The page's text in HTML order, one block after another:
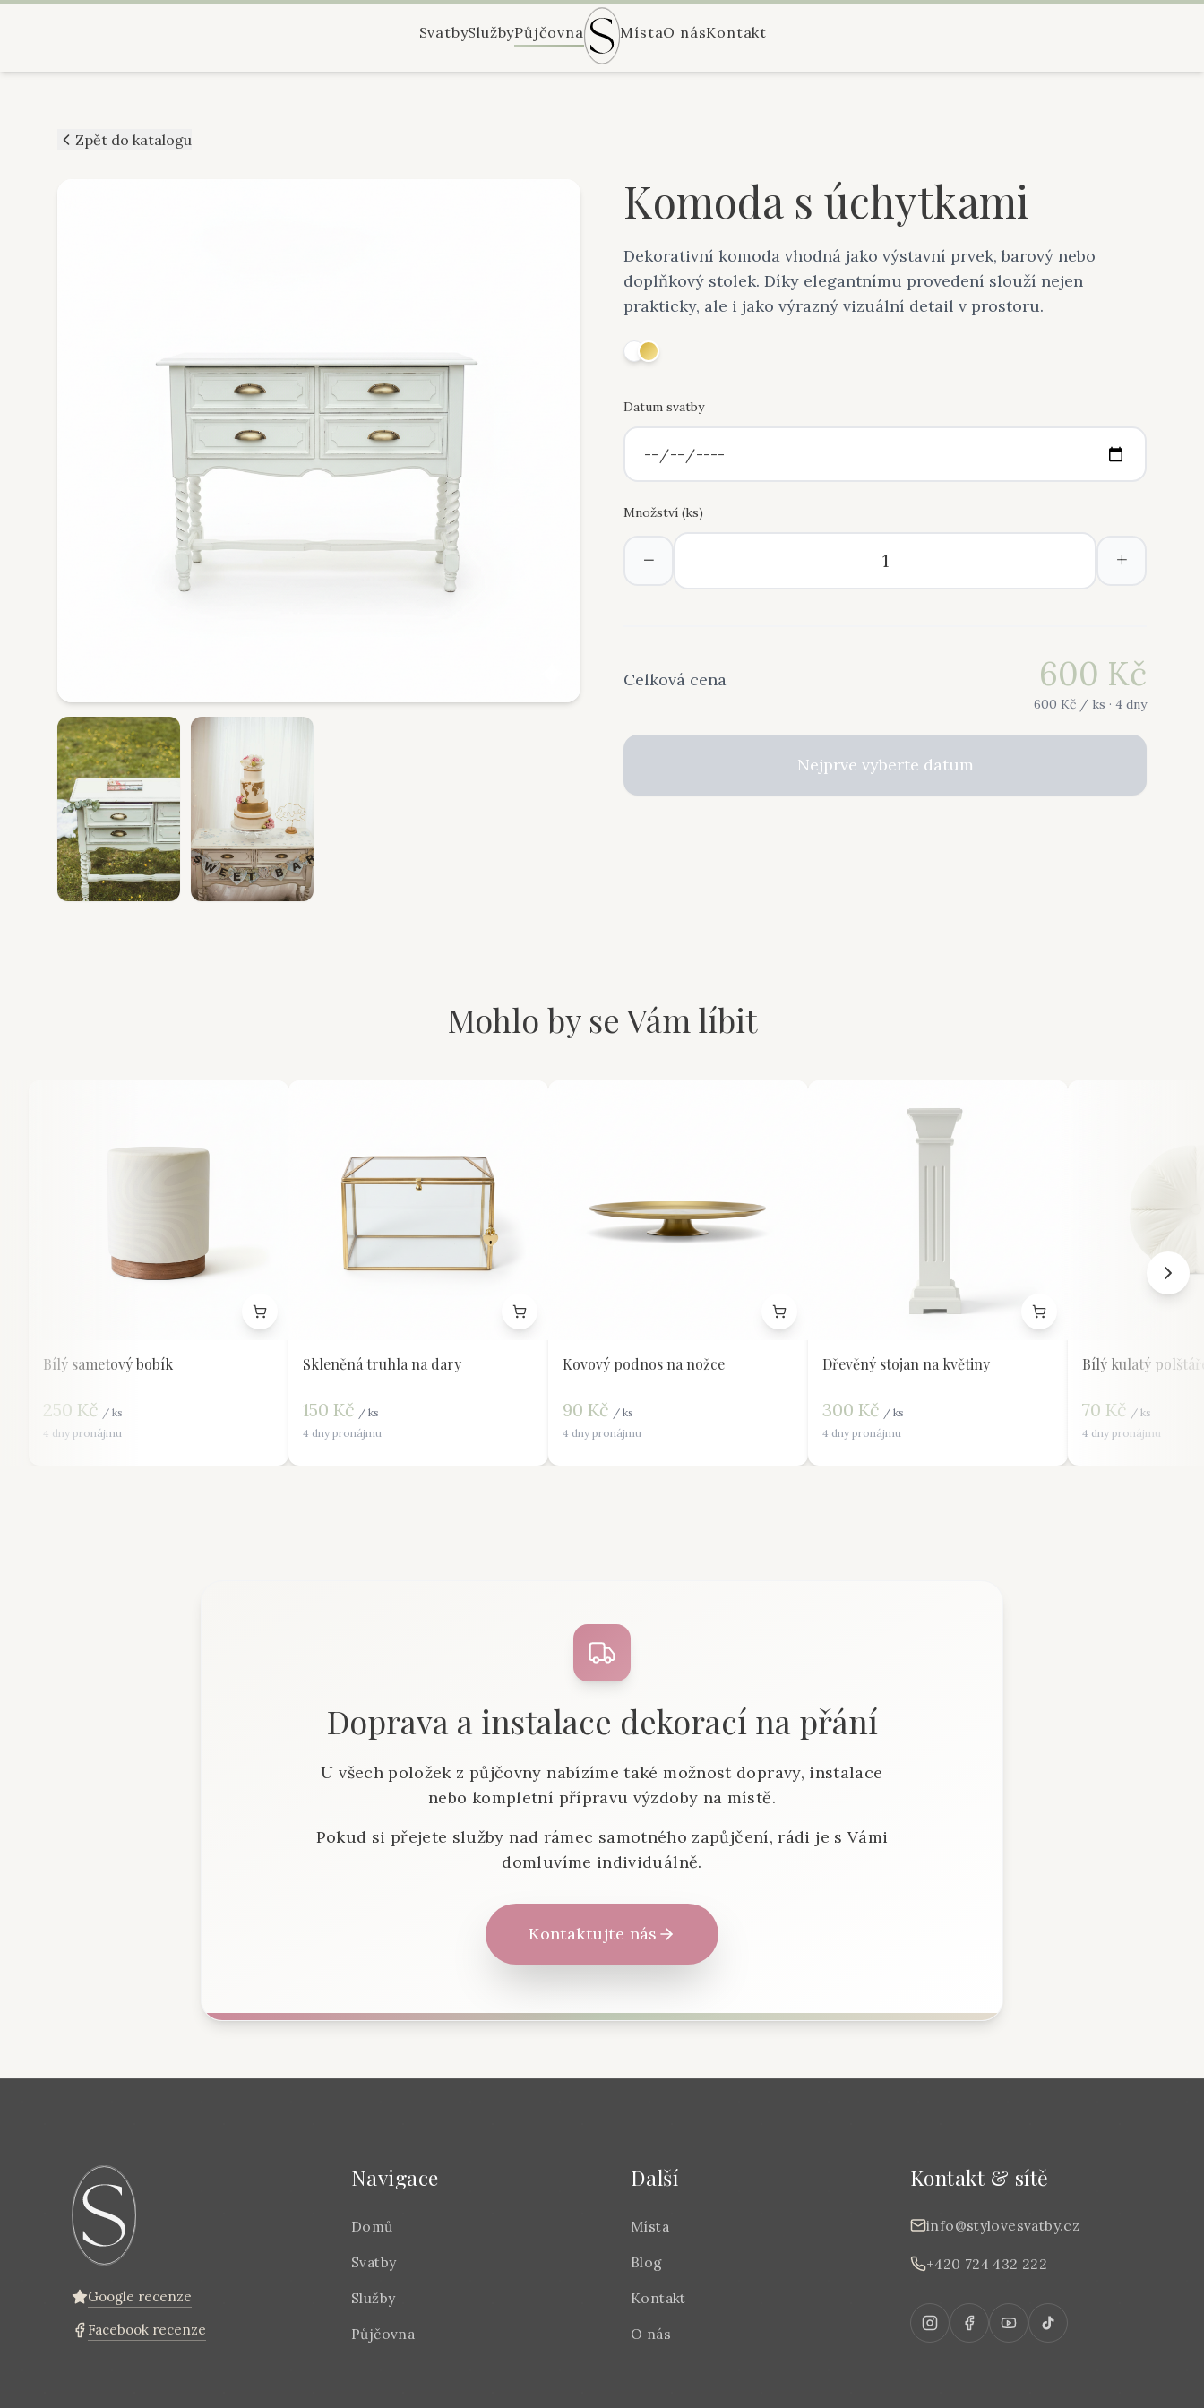
SvatbySlužbyPůjčovna MístaO násKontakt
Zpět do katalogu
Komoda s úchytkami
Dekorativní komoda vhodná jako výstavní prvek, barový nebo
doplňkový stolek. Díky elegantnímu provedení slouží nejen
prakticky, ale i jako výrazný vizuální detail v prostoru.
Datum svatby
Množství (ks)
− +
Celková cena 600 Kč
600 Kč / ks · 4 dny
Nejprve vyberte datum
Mohlo by se Vám líbit
Bílý sametový bobík
250 Kč / ks
4 dny pronájmu
Skleněná truhla na dary
150 Kč / ks
4 dny pronájmu
Kovový podnos na nožce
90 Kč / ks
4 dny pronájmu
Dřevěný stojan na květiny
300 Kč / ks
4 dny pronájmu
Bílý kulatý
70 Kč / ks
4 dny pronájmu
Doprava a instalace dekorací na přání
U všech položek z půjčovny nabízíme také možnost dopravy, instalace
nebo kompletní přípravu výzdoby na místě.
Pokud si přejete služby nad rámec samotného zapůjčení, rádi je s Vámi
domluvíme individuálně.
Kontaktujte nás
Google recenze
Facebook recenze
Navigace
Domů
Svatby
Služby
Půjčovna
Další
Místa
Blog
Kontakt
O nás
Kontakt & sítě
info@stylovesvatby.cz
+420 724 432 222